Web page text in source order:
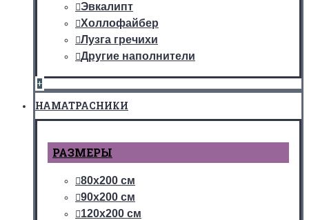
Эвкалипт
Холлофайбер
Лузга гречихи
Другие наполнители
+
НАМАТРАСНИКИ
РАЗМЕРЫ
80х200 см
90х200 см
120х200 см